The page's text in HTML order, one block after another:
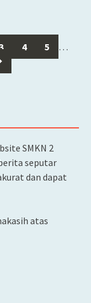
4 5
…
SMKN 2
seputar
dan dapat
atas